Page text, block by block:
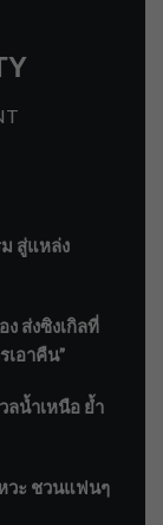
สู่แหล่ง
ส่งซิงเกิลที่
เอาคืน”
ลน้ำเหนือ ย้ำ
วะ ชวนแฟนๆ